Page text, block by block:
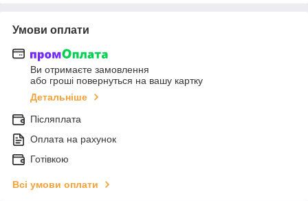
Умови оплати
Ви отримаєте замовлення
або гроші повернуться на вашу картку
Детальніше
Післяплата
Оплата на рахунок
Готівкою
Всі умови оплати